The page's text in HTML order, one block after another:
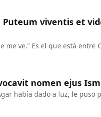
viventis et
me ve.” Es el que está entre
nomen ejus
había dado a luz, le puso